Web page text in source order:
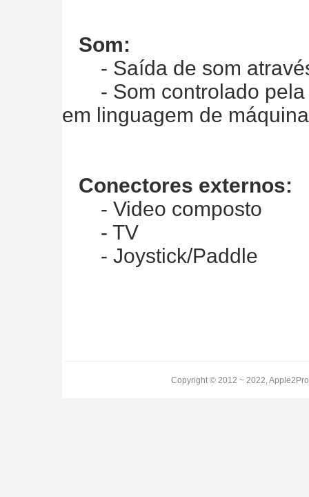
Som:
- Saída de som
- Som controlado pela
em linguagem de
Conectores externos:
- Video composto
- TV
- Joystick/Paddle
Copyright © 2012 ~ 2022,